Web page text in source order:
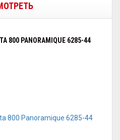
800 PANORAMIQUE 6285-44